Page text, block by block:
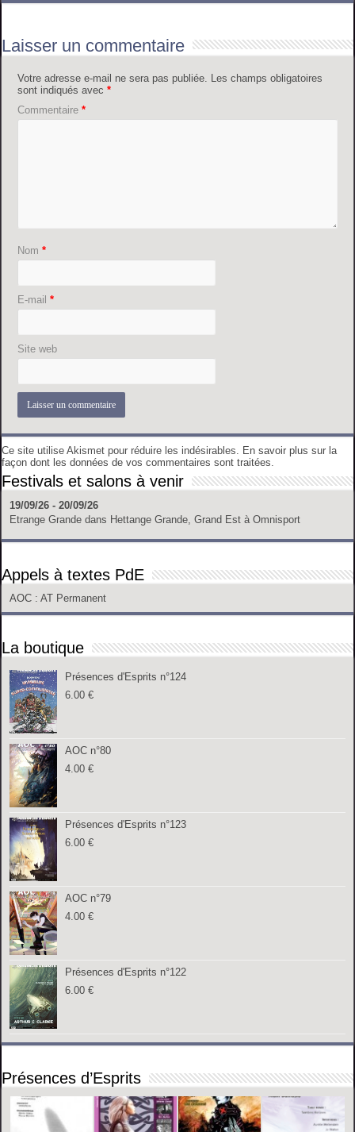
Laisser un commentaire
Votre adresse e-mail ne sera pas publiée.
Les champs obligatoires
sont indiqués avec*
Commentaire*
Nom*
E-mail*
Site web
Ce site utilise Akismet pour réduire les indésirables.
En savoir plus sur la
façon dont les données de vos commentaires sont traitées
Festivals et salons à venir
19/09/26 - 20/09/26
Etrange Grande dans Hettange Grande, Grand Est à Omnisport
Appels à textes PdE
AOC : AT Permanent
La boutique
Présences d'Esprits n°124
6.00€
AOC n°80
4.00€
Présences d'Esprits n°123
6.00€
AOC n°79
4.00€
Présences d'Esprits n°122
6.00€
Présences d’Esprits